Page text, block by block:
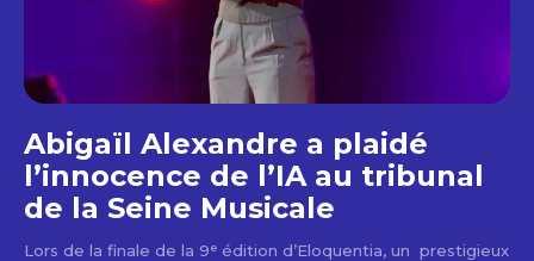
Abigaïl Alexandre a plaidé
l’innocence de l’IA au tribunal
de la Seine Musicale
Lors de la finale de la 9ᵉ édition d’Eloquentia, un prestigieux